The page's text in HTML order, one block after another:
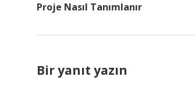
Proje Nasıl Tanımlanır
Bir yanıt yazın